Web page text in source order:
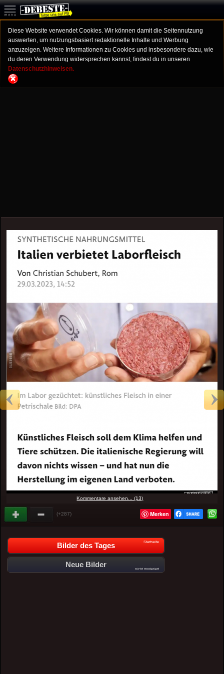
Diese Website verwendet Cookies. Wir können damit die Seitennutzung
auswerten, um nutzungsbasiert redaktionelle Inhalte und Werbung
anzuzeigen. Weitere Informationen zu Cookies und insbesondere dazu, wie
du deren Verwendung widersprechen kannst, findest du in unseren
Datenschutzhinweisen.
Kommentare ansehen... (13)
(+287) Merken
Bilder des Tages Startseite
Neue Bilder
nicht moderiert